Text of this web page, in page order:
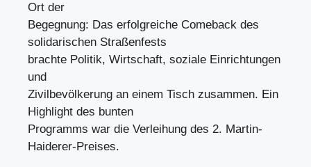
Ort der
Begegnung: Das erfolgreiche Comeback des
solidarischen Straßenfests
brachte Politik, Wirtschaft, soziale Einrichtungen
und
Zivilbevölkerung an einem Tisch zusammen. Ein
Highlight des bunten
Programms war die Verleihung des 2. Martin-
Haiderer-Preises.